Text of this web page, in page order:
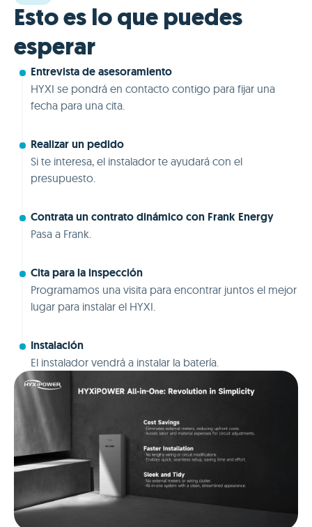
Esto es lo que puedes
esperar
Entrevista de asesoramiento
HYXI se pondrá en contacto contigo para fijar una
fecha para una cita.
Realizar un pedido
Si te interesa, el instalador te ayudará con el
presupuesto.
Contrata un contrato dinámico con Frank Energy
Pasa a Frank.
Cita para la inspección
Programamos una visita para encontrar juntos el mejor
lugar para instalar el HYXI.
Instalación
El instalador vendrá a instalar la batería.